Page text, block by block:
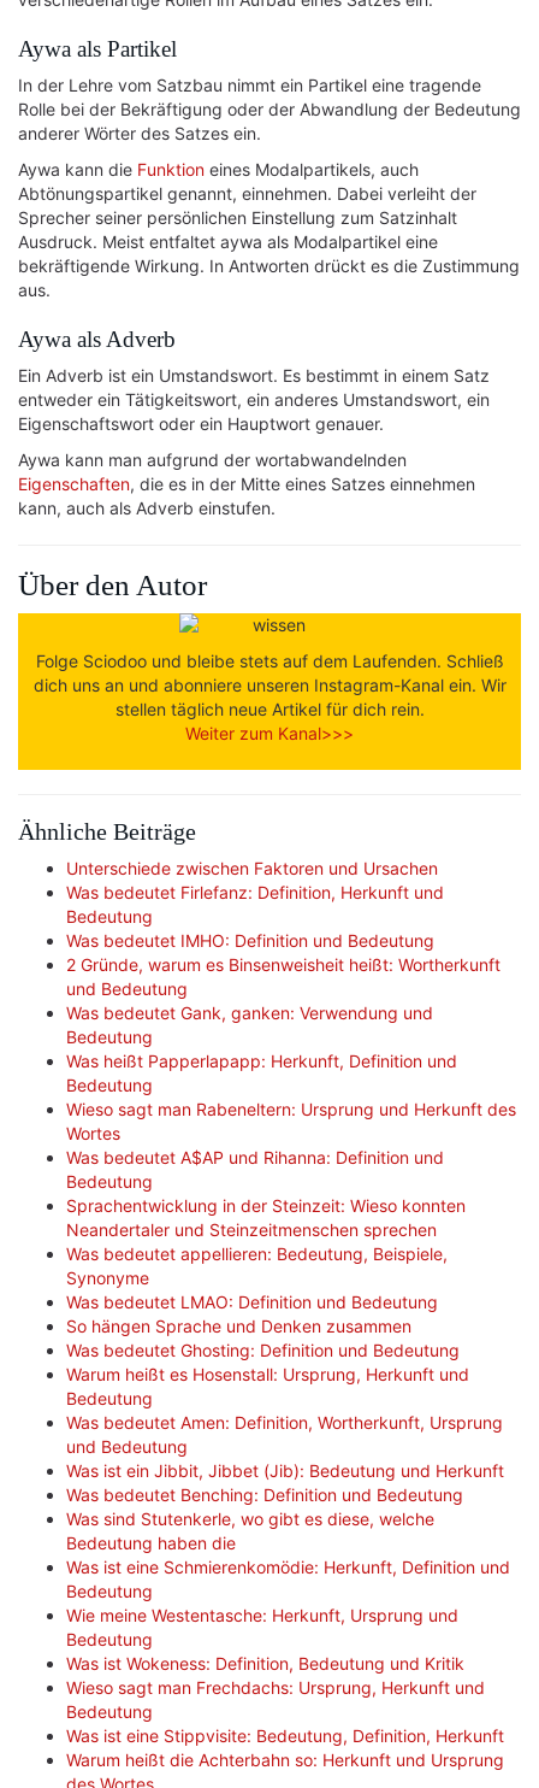
Aywa als Partikel
In der Lehre vom Satzbau nimmt ein Partikel eine tragende
Rolle bei der Bekräftigung oder der Abwandlung der Bedeutung
anderer Wörter des Satzes ein.
Aywa kann die Funktion eines Modalpartikels, auch
Abtönungspartikel genannt, einnehmen. Dabei verleiht der
Sprecher seiner persönlichen Einstellung zum Satzinhalt
Ausdruck. Meist entfaltet aywa als Modalpartikel eine
bekräftigende Wirkung. In Antworten drückt es die Zustimmung
aus.
Aywa als Adverb
Ein Adverb ist ein Umstandswort. Es bestimmt in einem Satz
entweder ein Tätigkeitswort, ein anderes Umstandswort, ein
Eigenschaftswort oder ein Hauptwort genauer.
Aywa kann man aufgrund der wortabwandelnden
Eigenschaften, die es in der Mitte eines Satzes einnehmen
kann, auch als Adverb einstufen.
Über den Autor
Folge Sciodoo und bleibe stets auf dem Laufenden. Schließ
dich uns an und abonniere unseren Instagram-Kanal ein. Wir
stellen täglich neue Artikel für dich rein.
Weiter zum Kanal>>>
Ähnliche Beiträge
Unterschiede zwischen Faktoren und Ursachen
Was bedeutet Firlefanz: Definition, Herkunft und
Bedeutung
Was bedeutet IMHO: Definition und Bedeutung
2 Gründe, warum es Binsenweisheit heißt: Wortherkunft
und Bedeutung
Was bedeutet Gank, ganken: Verwendung und
Bedeutung
Was heißt Papperlapapp: Herkunft, Definition und
Bedeutung
Wieso sagt man Rabeneltern: Ursprung und Herkunft des
Wortes
Was bedeutet A$AP und Rihanna: Definition und
Bedeutung
Sprachentwicklung in der Steinzeit: Wieso konnten
Neandertaler und Steinzeitmenschen sprechen
Was bedeutet appellieren: Bedeutung, Beispiele,
Synonyme
Was bedeutet LMAO: Definition und Bedeutung
So hängen Sprache und Denken zusammen
Was bedeutet Ghosting: Definition und Bedeutung
Warum heißt es Hosenstall: Ursprung, Herkunft und
Bedeutung
Was bedeutet Amen: Definition, Wortherkunft, Ursprung
und Bedeutung
Was ist ein Jibbit, Jibbet (Jib): Bedeutung und Herkunft
Was bedeutet Benching: Definition und Bedeutung
Was sind Stutenkerle, wo gibt es diese, welche
Bedeutung haben die
Was ist eine Schmierenkomödie: Herkunft, Definition und
Bedeutung
Wie meine Westentasche: Herkunft, Ursprung und
Bedeutung
Was ist Wokeness: Definition, Bedeutung und Kritik
Wieso sagt man Frechdachs: Ursprung, Herkunft und
Bedeutung
Was ist eine Stippvisite: Bedeutung, Definition, Herkunft
Warum heißt die Achterbahn so: Herkunft und Ursprung
des Wortes